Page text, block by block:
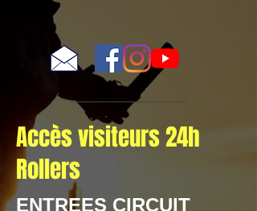
Accès visiteurs 24h
Rollers
ENTREES CIRCUIT